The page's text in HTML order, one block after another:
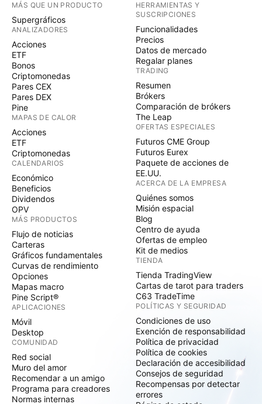
MÁS QUE UN PRODUCTO
Supergráficos
ANALIZADORES
Acciones
ETF
Bonos
Criptomonedas
Pares CEX
Pares DEX
Pine
MAPAS DE CALOR
Acciones
ETF
Criptomonedas
CALENDARIOS
Económico
Beneficios
Dividendos
OPV
MÁS PRODUCTOS
Flujo de noticias
Carteras
Gráficos fundamentales
Curvas de rendimiento
Opciones
Mapas macro
Pine Script®
APLICACIONES
Móvil
Desktop
COMUNIDAD
Red social
Muro del amor
Recomendar a un amigo
Programa para creadores
Normas internas
HERRAMIENTAS Y
SUSCRIPCIONES
Funcionalidades
Precios
Datos de mercado
Regalar planes
TRADING
Resumen
Brókers
Comparación de brókers
The Leap
OFERTAS ESPECIALES
Futuros CME Group
Futuros Eurex
Paquete de acciones de
EE.UU.
ACERCA DE LA EMPRESA
Quiénes somos
Misión espacial
Blog
Centro de ayuda
Ofertas de empleo
Kit de medios
TIENDA
Tienda TradingView
Cartas de tarot para traders
C63 TradeTime
POLÍTICAS Y SEGURIDAD
Condiciones de uso
Exención de responsabilidad
Política de privacidad
Política de cookies
Declaración de accesibilidad
Consejos de seguridad
Recompensas por detectar
errores